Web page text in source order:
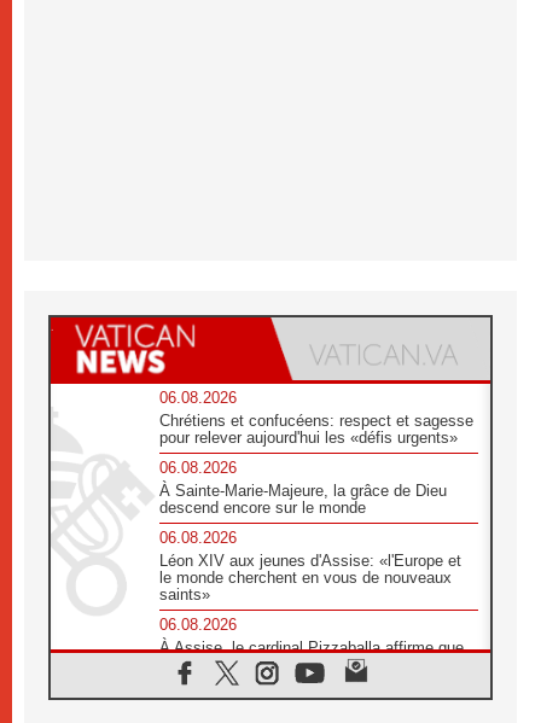
06.08.2026
Chrétiens et confucéens: respect et sagesse
pour relever aujourd'hui les «défis urgents»
06.08.2026
À Sainte-Marie-Majeure, la grâce de Dieu
descend encore sur le monde
06.08.2026
Léon XIV aux jeunes d'Assise: «l'Europe et
le monde cherchent en vous de nouveaux
saints»
06.08.2026
À Assise, le cardinal Pizzaballa affirme que
«les chrétiens veulent la paix»
06.08.2026